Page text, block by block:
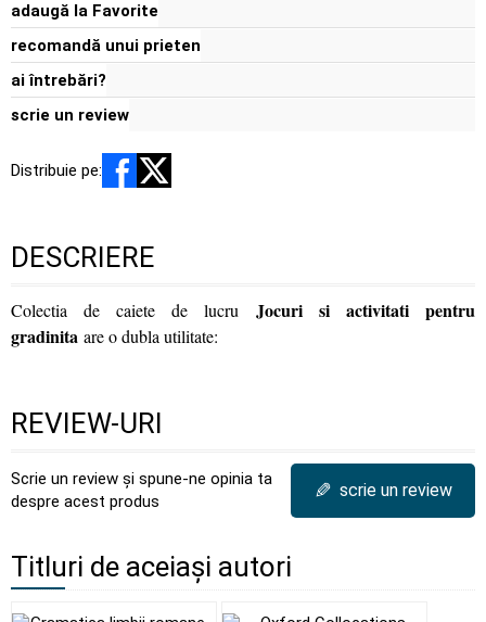
adaugă la Favorite
recomandă unui prieten
ai întrebări?
scrie un review
Distribuie pe:
DESCRIERE
Colectia de caiete de lucru Jocuri si activitati pentru
gradinita are o dubla utilitate:
REVIEW-URI
Scrie un review și spune-ne opinia ta
despre acest produs
✎ scrie un review
Titluri de aceiași autori